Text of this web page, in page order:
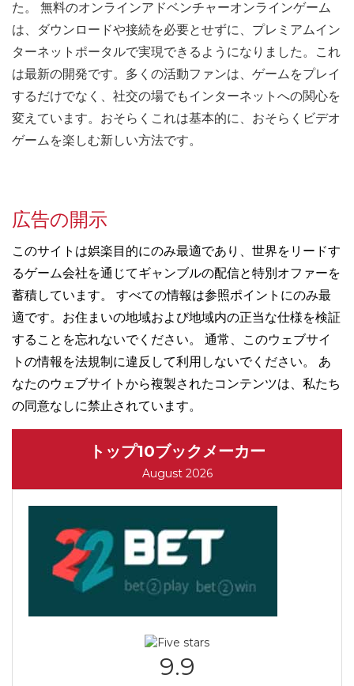
た。 無料のオンラインアドベンチャーオンラインゲーム
は、ダウンロードや接続を必要とせずに、プレミアムイン
ターネットポータルで実現できるようになりました。これ
は最新の開発です。多くの活動ファンは、ゲームをプレイ
するだけでなく、社交の場でもインターネットへの関心を
変えています。おそらくこれは基本的に、おそらくビデオ
ゲームを楽しむ新しい方法です。
広告の開示
このサイトは娯楽目的にのみ最適であり、世界をリードす
るゲーム会社を通じてギャンブルの配信と特別オファーを
蓄積しています。 すべての情報は参照ポイントにのみ最
適です。お住まいの地域および地域内の正当な仕様を検証
することを忘れないでください。 通常、このウェブサイ
トの情報を法規制に違反して利用しないでください。 あ
なたのウェブサイトから複製されたコンテンツは、私たち
の同意なしに禁止されています。
トップ10ブックメーカー
August 2026
9.9